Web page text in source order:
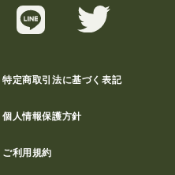
特定商取引法に基づく表記
個人情報保護方針
ご利用規約